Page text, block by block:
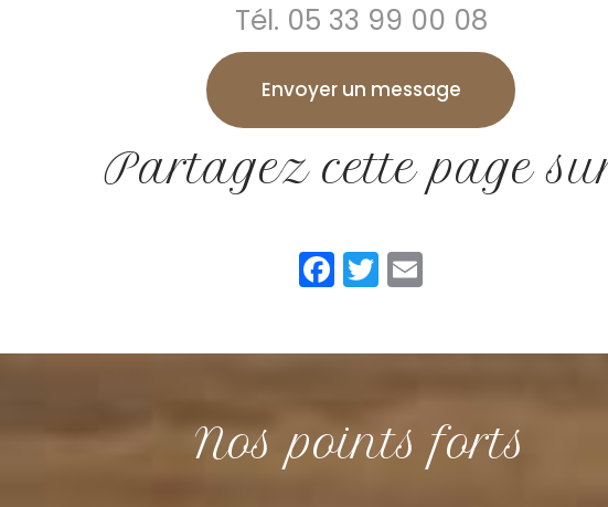
Tél. 05 33 99 00 08
Envoyer un message
Partagez cette page
Facebook
Twitter
Nos points forts